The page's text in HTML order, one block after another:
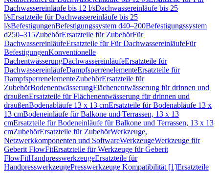
Dachwassereinläufe bis 12 l/sDachwassereinläufe bis 25
l/sErsatzteile für Dachwassereinläufe bis 25
l/sBefestigungenBefestigungssystem d40–200Befestigungssystem
d250–315ZubehörErsatzteile für ZubehörFür
DachwassereinläufeErsatzteile für Für DachwassereinläufeFür
BefestigungenKonventionelle
DachentwässerungDachwassereinläufeErsatzteile für
DachwassereinläufeDampfsperrenelementeErsatzteile für
DampfsperrenelementeZubehörErsatzteile für
ZubehörBodenentwässerungFlächenentwässerung für drinnen und
draußenErsatzteile für Flächenentwässerung für drinnen und
draußenBodenabläufe 13 x 13 cmErsatzteile für Bodenabläufe 13 x
13 cmBodeneinläufe für Balkone und Terrassen, 13 x 13
cmErsatzteile für Bodeneinläufe für Balkone und Terrassen, 13 x 13
cmZubehörErsatzteile für ZubehörWerkzeuge,
Netzwerkkomponenten und SoftwareWerkzeugeWerkzeuge für
Geberit FlowFitErsatzteile für Werkzeuge für Geberit
FlowFitHandpresswerkzeugeErsatzteile für
HandpresswerkzeugePresswerkzeuge Kompatibilität [1]Ersatzteile